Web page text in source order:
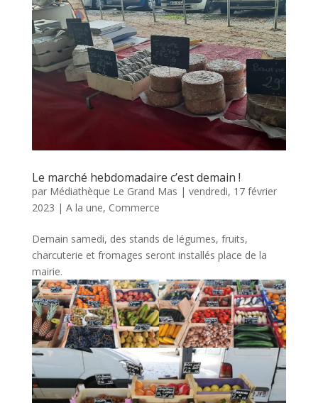
Le marché hebdomadaire c’est demain !
par Médiathèque Le Grand Mas | vendredi, 17 février
2023 | A la une, Commerce
Demain samedi, des stands de légumes, fruits,
charcuterie et fromages seront installés place de la
mairie.